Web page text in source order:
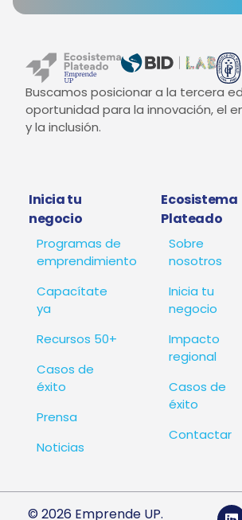
Buscamos posicionar a la tercera
oportunidad para la innovación, el
y la inclusión.
Inicia tu
negocio
Programas de
emprendimiento
Capacítate
ya
Recursos 50+
Casos de
éxito
Prensa
Noticias
Ecosistema
Plateado
Sobre
nosotros
Inicia tu
negocio
Impacto
regional
Casos de
éxito
Contactar
© 2026 Emprende UP.